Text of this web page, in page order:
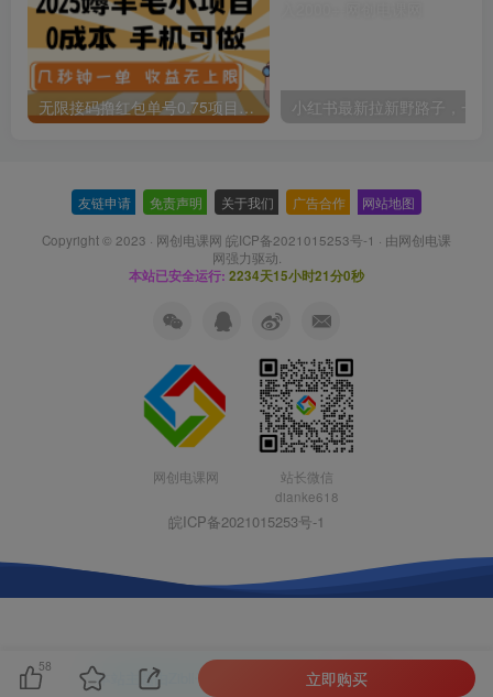
无限接码撸红包单号0.75项目无偿分享给你【揭秘】
友链申请 免责声明 关于我们 广告合作 网站地图
Copyright © 2023 · 网创电课网 皖ICP备2021015253号-1 · 由网创电课
网强力驱动.
本站已安全运行: 2234天15小时21分0秒
网创电课网
站长微信
dianke618
皖ICP备2021015253号-1
58
立即购买
本站主题由Zibll子比主题强力驱动 联系作者